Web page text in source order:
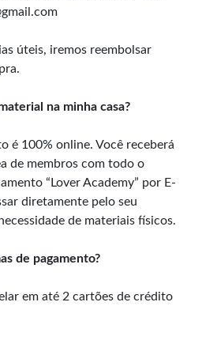
úteis, iremos reembolsar
na minha casa?
é 100% online. Você receberá
de membros com todo o
“Lover Academy” por E-
diretamente pelo seu
de materiais físicos.
de pagamento?
em até 2 cartões de crédito